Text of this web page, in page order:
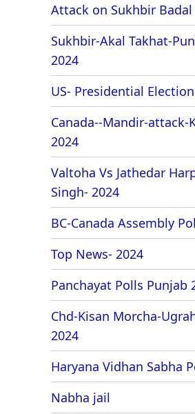
Attack on Sukhbir Badal
Sukhbir-Akal Takhat-
2024
US- Presidential
Canada--Mandir-attack-
2024
Valtoha Vs Jathedar
Singh- 2024
BC-Canada Assembly
Top News- 2024
Panchayat Polls Punjab
Chd-Kisan Morcha-
2024
Haryana Vidhan Sabha
Nabha jail